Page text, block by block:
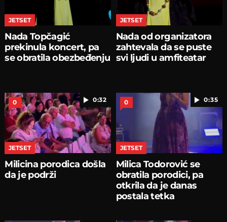
JETSET
Nada Topčagić
prekinula koncert, pa
se obratila obezbeđenju
JETSET
Nada od organizatora
zahtevala da se puste
svi ljudi u amfiteatar
0:32
0
JETSET
Milicina porodica došla
da je podrži
0:35
0
JETSET
Milica Todorović se
obratila porodici, pa
otkrila da je danas
postala tetka